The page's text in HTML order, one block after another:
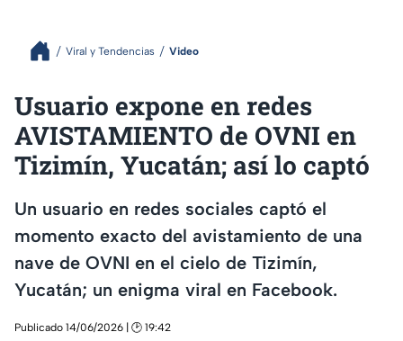
Viral y Tendencias Video
Usuario expone en redes
AVISTAMIENTO de OVNI en
Tizimín, Yucatán; así lo captó
Un usuario en redes sociales captó el
momento exacto del avistamiento de una
nave de OVNI en el cielo de Tizimín,
Yucatán; un enigma viral en Facebook.
Publicado 14/06/2026 | 🕑 19:42